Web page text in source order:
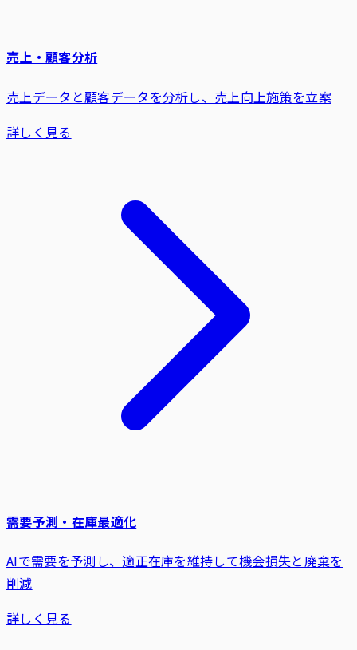
売上・顧客分析
売上データと顧客データを分析し、売上向上施策を立案
詳しく見る
需要予測・在庫最適化
AIで需要を予測し、適正在庫を維持して機会損失と廃棄を
削減
詳しく見る